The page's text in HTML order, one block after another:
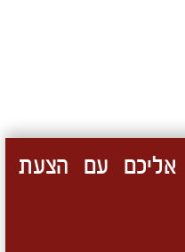
אליכם עם הצעת